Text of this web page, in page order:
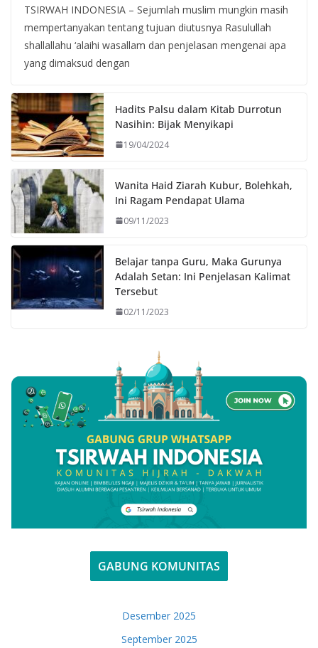
TSIRWAH INDONESIA – Sejumlah muslim mungkin masih
mempertanyakan tentang tujuan diutusnya Rasulullah
shallallahu ‘alaihi wasallam dan penjelasan mengenai apa
yang dimaksud dengan
Hadits Palsu dalam Kitab Durrotun
Nasihin: Bijak Menyikapi
19/04/2024
Wanita Haid Ziarah Kubur, Bolehkah,
Ini Ragam Pendapat Ulama
09/11/2023
Belajar tanpa Guru, Maka Gurunya
Adalah Setan: Ini Penjelasan Kalimat
Tersebut
02/11/2023
GABUNG KOMUNITAS
Desember 2025
September 2025